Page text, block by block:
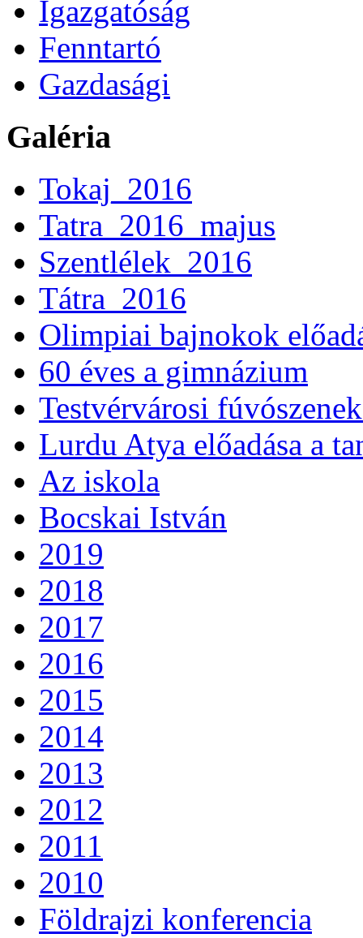
Igazgatóság
Fenntartó
Gazdasági
Galéria
Tokaj_2016
Tatra_2016_majus
Szentlélek_2016
Tátra_2016
Olimpiai bajnokok
60 éves a gimnázium
Testvérvárosi
Lurdu Atya előadása a
Az iskola
Bocskai István
2019
2018
2017
2016
2015
2014
2013
2012
2011
2010
Földrajzi konferencia